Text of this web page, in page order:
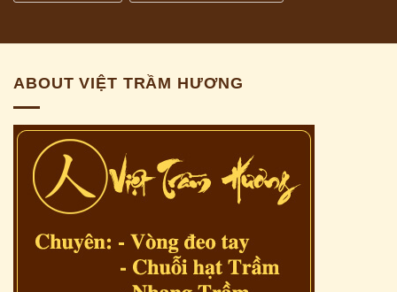
ABOUT VIỆT TRẦM HƯƠNG